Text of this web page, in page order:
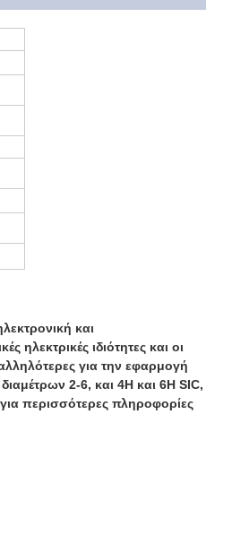
και
ηλεκτρικές ιδιότητες και οι
για την εφαρμογή
2-6, και 4H και 6H SIC,
περισσότερες πληροφορίες